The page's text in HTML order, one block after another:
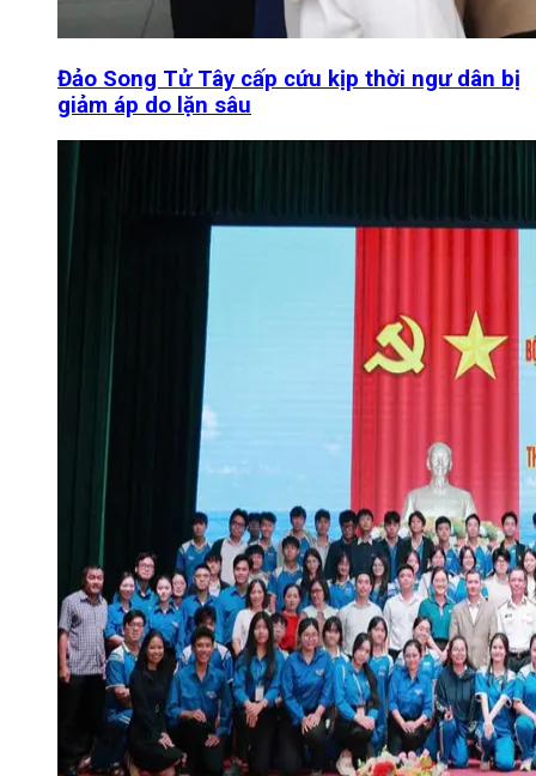
Đảo Song Tử Tây cấp cứu kịp thời ngư dân bị
giảm áp do lặn sâu